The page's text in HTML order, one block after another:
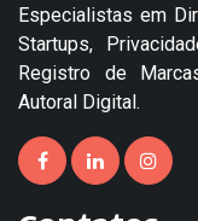
Especialistas em
Startups,
Registro de
Autoral Digital.